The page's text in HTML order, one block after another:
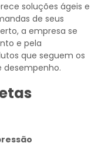
soluções ágeis e
de seus
a empresa se
e pela
que seguem os
desempenho.